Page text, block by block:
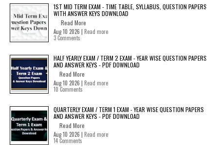
1ST MID TERM EXAM - TIME TABLE, SYLLABUS, QUESTION PAPERS
WITH ANSWER KEYS DOWNLOAD
Read More
Aug 10 2026 | Read more
3 Comments
HALF YEARLY EXAM / TERM 2 EXAM - YEAR WISE QUESTION PAPERS
AND ANSWER KEYS - PDF DOWNLOAD
Read More
Aug 10 2026 | Read more
10 Comments
QUARTERLY EXAM / TERM 1 EXAM - YEAR WISE QUESTION PAPERS
AND ANSWER KEYS - PDF DOWNLOAD
Read More
Aug 10 2026 | Read more
14 Comments